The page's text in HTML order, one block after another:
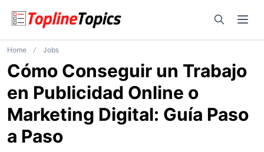
Open
Home Jobs
Cómo Conseguir un Trabajo
en Publicidad Online o
Marketing Digital: Guía Paso
a Paso